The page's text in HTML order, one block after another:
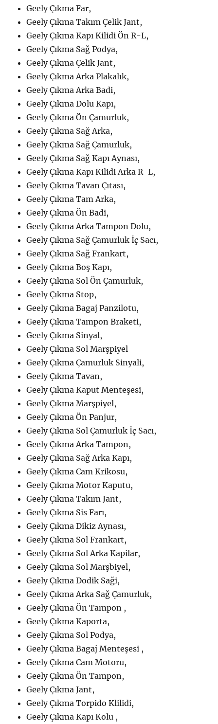
Geely Çıkma Far,
Geely Çıkma Takım Çelik Jant,
Geely Çıkma Kapı Kilidi Ön R-L,
Geely Çıkma Sağ Podya,
Geely Çıkma Çelik Jant,
Geely Çıkma Arka Plakalık,
Geely Çıkma Arka Badi,
Geely Çıkma Dolu Kapı,
Geely Çıkma Ön Çamurluk,
Geely Çıkma Sağ Arka,
Geely Çıkma Sağ Çamurluk,
Geely Çıkma Sağ Kapı Aynası,
Geely Çıkma Kapı Kilidi Arka R-L,
Geely Çıkma Tavan Çıtası,
Geely Çıkma Tam Arka,
Geely Çıkma Ön Badi,
Geely Çıkma Arka Tampon Dolu,
Geely Çıkma Sağ Çamurluk İç Sacı,
Geely Çıkma Sağ Frankart,
Geely Çıkma Boş Kapı,
Geely Çıkma Sol Ön Çamurluk,
Geely Çıkma Stop,
Geely Çıkma Bagaj Panzilotu,
Geely Çıkma Tampon Braketi,
Geely Çıkma Sinyal,
Geely Çıkma Sol Marşpiyel
Geely Çıkma Çamurluk Sinyali,
Geely Çıkma Tavan,
Geely Çıkma Kaput Menteşesi,
Geely Çıkma Marşpiyel,
Geely Çıkma Ön Panjur,
Geely Çıkma Sol Çamurluk İç Sacı,
Geely Çıkma Arka Tampon,
Geely Çıkma Sağ Arka Kapı,
Geely Çıkma Cam Krikosu,
Geely Çıkma Motor Kaputu,
Geely Çıkma Takım Jant,
Geely Çıkma Sis Farı,
Geely Çıkma Dikiz Aynası,
Geely Çıkma Sol Frankart,
Geely Çıkma Sol Arka Kapilar,
Geely Çıkma Sol Marşbiyel,
Geely Çıkma Dodik Saği,
Geely Çıkma Arka Sağ Çamurluk,
Geely Çıkma Ön Tampon ,
Geely Çıkma Kaporta,
Geely Çıkma Sol Podya,
Geely Çıkma Bagaj Menteşesi ,
Geely Çıkma Cam Motoru,
Geely Çıkma Ön Tampon,
Geely Çıkma Jant,
Geely Çıkma Torpido Klilidi,
Geely Çıkma Kapı Kolu ,